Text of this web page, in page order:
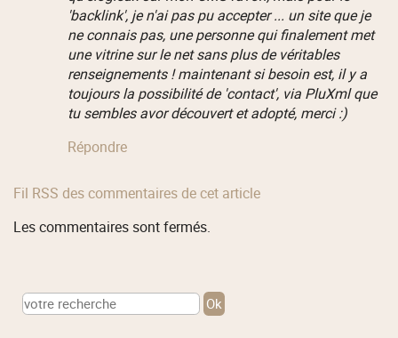
'backlink', je n'ai pas pu accepter ... un site que je
ne connais pas, une personne qui finalement met
une vitrine sur le net sans plus de véritables
renseignements ! maintenant si besoin est, il y a
toujours la possibilité de 'contact', via PluXml que
tu sembles avor découvert et adopté, merci :)
Répondre
Fil RSS des commentaires de cet article
Les commentaires sont fermés.